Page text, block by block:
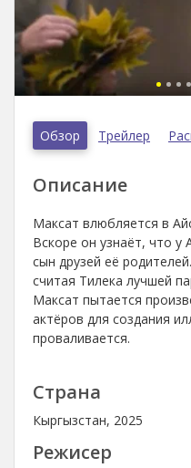
Обзор Трейлер
Описание
Максат влюбляется в
Вскоре он узнаёт, что у
сын друзей её
считая Тилека лучшей
Максат пытается
актёров для создания
проваливается.
Страна
Кыргызстан, 2025
Режисер